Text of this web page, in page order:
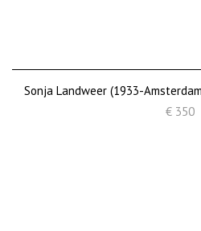
Sonja Landweer (1933-
€ 350